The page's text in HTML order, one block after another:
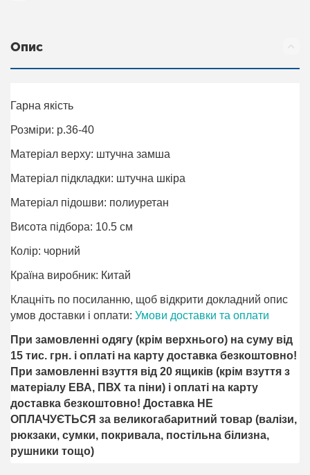
Опис
Гарна якість
Розміри: р.36-40
Матеріал верху: штучна замша
Матеріал підкладки: штучна шкіра
Матеріал підошви: полиуретан
Висота підбора: 10.5 см
Колір: чорний
Країна виробник: Китай
Клацніть по посиланню, щоб відкрити докладний опис
умов доставки і оплати:Умови доставки та оплати
При замовленні одягу (крім верхнього) на суму від
15 тис. грн. і оплаті на карту доставка безкоштовно!
При замовленні взуття від 20 ящиків (крім взуття з
матеріалу ЕВА, ПВХ та піни) і оплаті на карту
доставка безкоштовно! Доставка НЕ ​​
ОПЛАЧУЄТЬСЯ за великогабаритний товар (валізи,
рюкзаки, сумки, покривала, постільна білизна,
рушники тощо)